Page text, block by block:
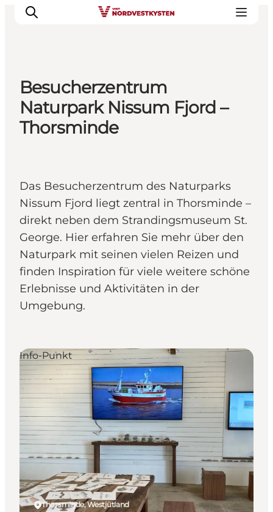
Urlaubsorte
Inspiration
Events
Besucherzentrum
Naturpark Nissum Fjord –
Thorsminde
Das Besucherzentrum des Naturparks
Nissum Fjord liegt zentral in Thorsminde –
direkt neben dem Strandingsmuseum St.
George. Hier erfahren Sie mehr über den
Naturpark mit seinen vielen Reizen und
finden Inspiration für viele weitere schöne
Erlebnisse und Aktivitäten in der
Umgebung.
Thorsminde, Westjütland
Info-Punkt